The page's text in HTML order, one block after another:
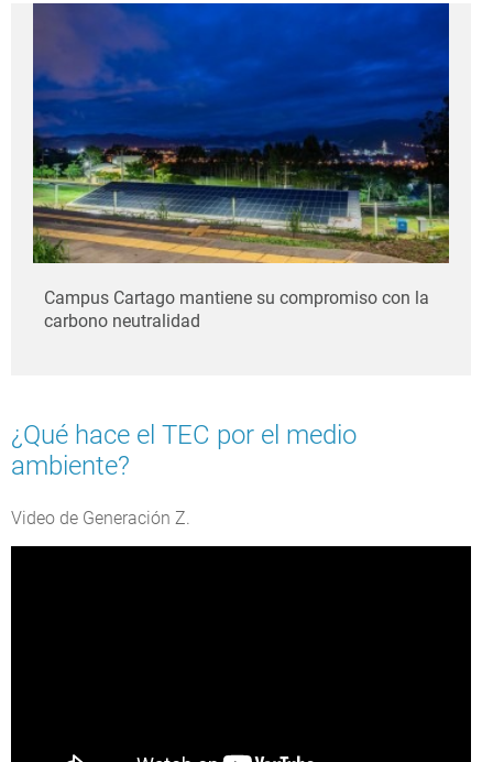
Campus Cartago mantiene su compromiso con la
carbono neutralidad
¿Qué hace el TEC por el medio
ambiente?
Video de Generación Z.